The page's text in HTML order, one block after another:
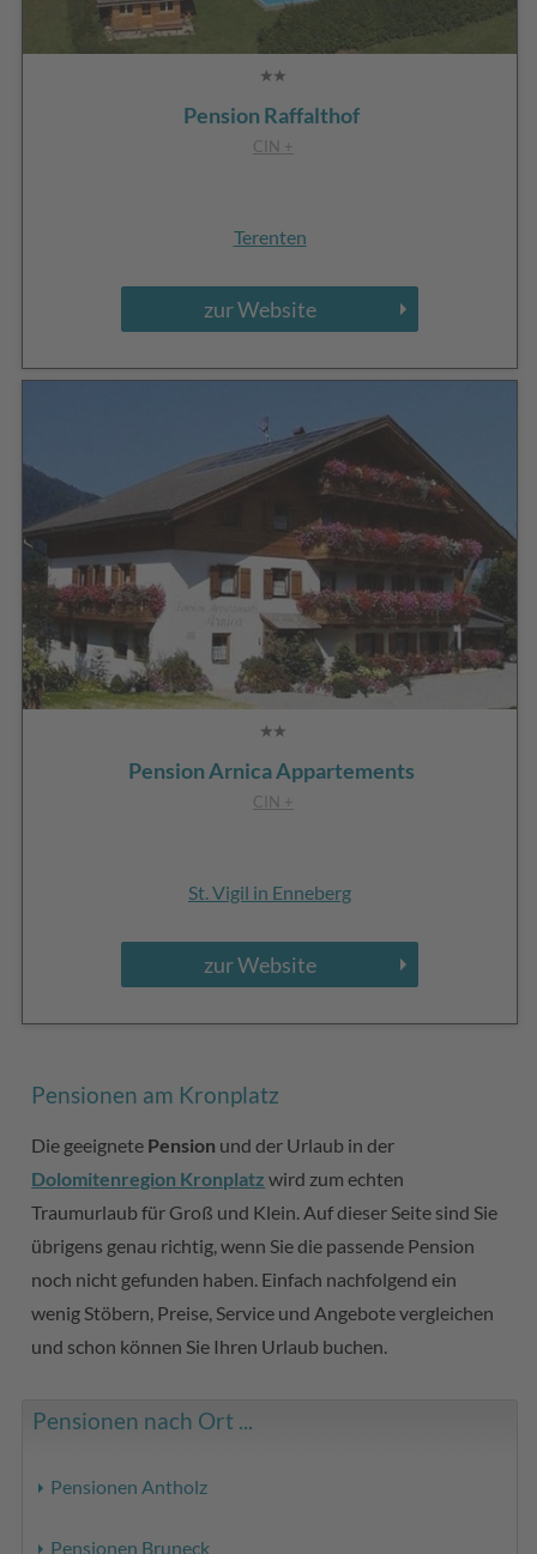
Pension Raffalthof
CIN +
Terenten
zur Website
Pension Arnica Appartements
CIN +
St. Vigil in Enneberg
zur Website
Pensionen am Kronplatz
Die geeignete Pension und der Urlaub in der
Dolomitenregion Kronplatz wird zum echten
Traumurlaub für Groß und Klein. Auf dieser Seite sind Sie
übrigens genau richtig, wenn Sie die passende Pension
noch nicht gefunden haben. Einfach nachfolgend ein
wenig Stöbern, Preise, Service und Angebote vergleichen
und schon können Sie Ihren Urlaub buchen.
Pensionen nach Ort ...
Pensionen Antholz
Pensionen Bruneck